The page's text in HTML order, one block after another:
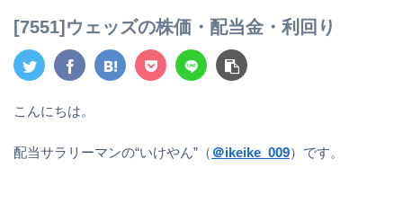
[7551]ウェッズの株価・配当金・利回り
こんにちは。
配当サラリーマンの“いけやん”（ ＠ikeike_009）です。